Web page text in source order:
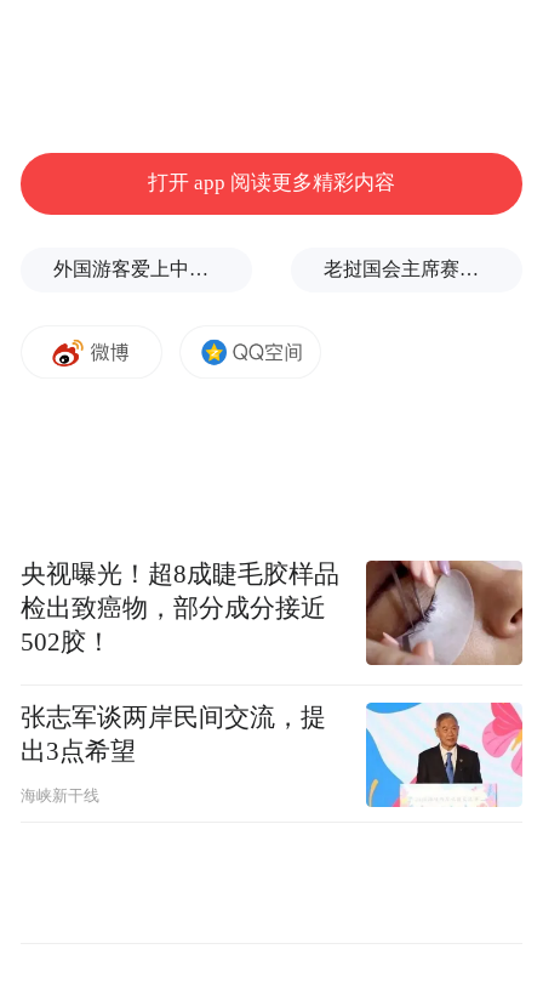
（其余三个为集群城市）等省会城市相比有
每百万人PCT国际专利申请量优势更加明
显，在进入Top100榜单的中国城市中，青岛
仅次于北京，位列副省级城市第一。
从全球第80位进至20位，青岛仅用了5年时
间，成为国内位次跃升最快的城市之一，未
来，青岛将进一步，助力企业发展，助推产
打开 app 阅读更多精彩内容
外国游客爱上中国旅拍、汉服和美甲 老挝国会主席赛宋蓬逝世
央视曝光！超8成睫毛胶样品
检出致癌物，部分成分接近
502胶！
张志军谈两岸民间交流，提
出3点希望
海峡新干线